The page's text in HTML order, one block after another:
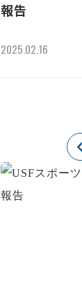
報告
2025.02.16